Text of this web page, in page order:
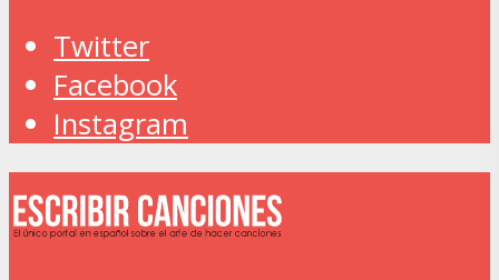
Twitter
Facebook
Instagram